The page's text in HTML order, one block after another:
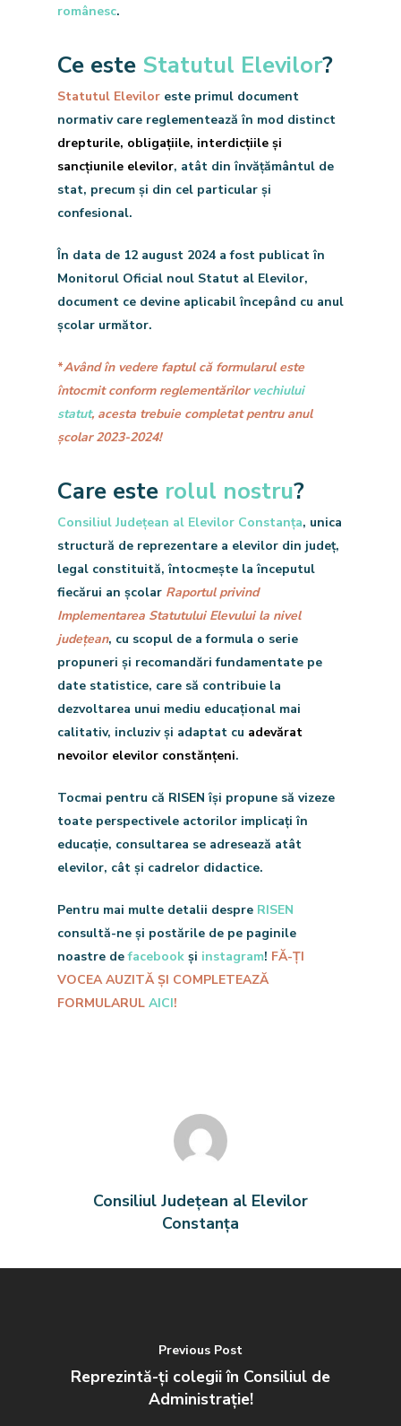
românesc.
Ce este Statutul Elevilor?
Statutul Elevilor este primul document
normativ care reglementează în mod distinct
drepturile, obligațiile, interdicțiile și
sancțiunile elevilor, atât din învățământul de
stat, precum și din cel particular și
confesional.
În data de 12 august 2024 a fost publicat în
Monitorul Oficial noul Statut al Elevilor,
document ce devine aplicabil începând cu anul
școlar următor.
*Având în vedere faptul că formularul este
întocmit conform reglementărilorvechiului
statut, acesta trebuie completat pentru anul
școlar 2023-2024!
Care este rolul nostru?
Consiliul Județean al Elevilor Constanța, unica
structură de reprezentare a elevilor din județ,
legal constituită, întocmește la începutul
fiecărui an școlar Raportul privind
Implementarea Statutului Elevului la nivel
județean, cu scopul de a formula o serie
propuneri și recomandări fundamentate pe
date statistice, care să contribuie la
dezvoltarea unui mediu educațional mai
calitativ, incluziv și adaptat cu adevărat
nevoilor elevilor constănțeni.
Tocmai pentru că RISEN își propune să vizeze
toate perspectivele actorilor implicați în
educație, consultarea se adresează atât
elevilor, cât și cadrelor didactice.
Pentru mai multe detalii despre RISEN
consultă-ne și postările de pe paginile
noastre defacebook și instagram! FĂ-ȚI
VOCEA AUZITĂ ȘI COMPLETEAZĂ
FORMULARUL AICI!
Consiliul Județean al Elevilor
Constanța
Previous Post
Reprezintă-ți colegii în Consiliul de
Administrație!
Despre noi
Demersurile
Evenimente
Activități
Comunicate
Documente
Contactează-ne!
Creează imaginea CJE CT
Biroul de Presă
Constanța vă urează
școlar 2025-2026!
21 ianuarie 2026